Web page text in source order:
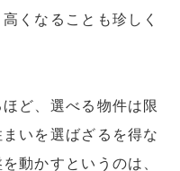
くなることも珍しく
ど、選べる物件は限
いを選ばざるを得な
動かすというのは、